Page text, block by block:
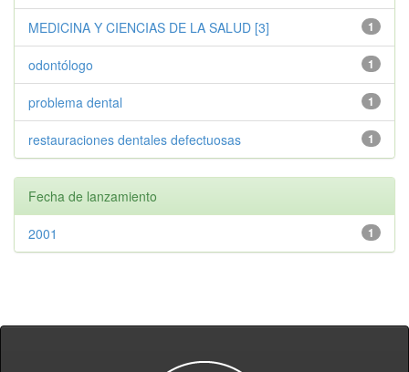
1
MEDICINA Y CIENCIAS DE LA SALUD [3]
1
odontólogo
1
problema dental
1
restauraciones dentales defectuosas
Fecha de lanzamiento
1
2001